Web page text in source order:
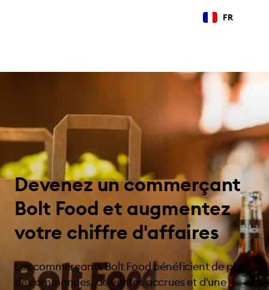
FR
Devenez un commerçant
Bolt Food et augmentez
votre chiffre d'affaires
Les commerçants Bolt Food bénéficient de plus
de commandes, de ventes accrues et d'une